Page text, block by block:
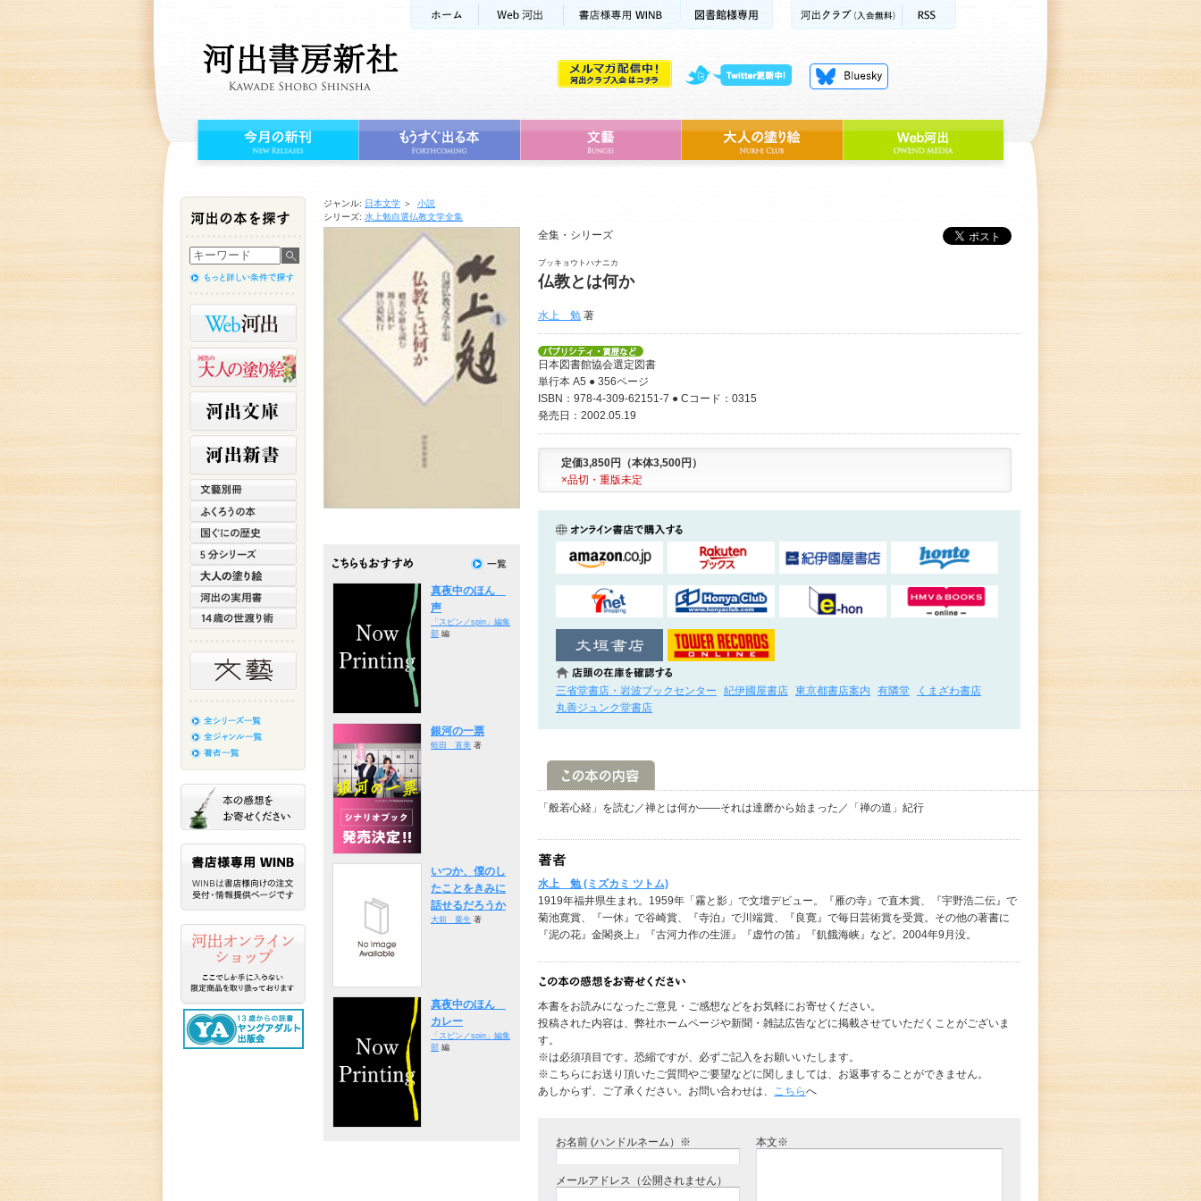
ジャンル: 日本文学 ＞
小説
シリーズ: 水上勉自選仏教文学全集
全集・シリーズ
ブッキョウトハナニカ
仏教とは何か
水上 勉 著
日本図書館協会選定図書
単行本 A5 ● 356ページ
ISBN：978-4-309-62151-7 ● Cコード：0315
発売日：2002.05.19
定価3,850円（本体3,500円）
×品切・重版未定
三省堂書店・岩波ブックセンター 紀伊國屋書店 東京都書店案内 有隣堂
くまざわ書店
丸善ジュンク堂書店
「般若心経」を読む／禅とは何か――それは達磨から始まった／「禅の道」紀行
水上 勉 (ミズカミ ツトム)
1919年福井県生まれ。1959年「霧と影」で文壇デビュー。『雁の寺』で直木賞、『宇野浩二伝』で
菊池寛賞、『一休』で谷崎賞、『寺泊』で川端賞、『良寛』で毎日芸術賞を受賞。その他の著書に
『泥の花』金閣炎上』『古河力作の生涯』『虚竹の笛』『飢餓海峡』など。2004年9月没。
本書をお読みになったご意見・ご感想などをお気軽にお寄せください。
投稿された内容は、弊社ホームページや新聞・雑誌広告などに掲載させていただくことがございま
す。
※は必須項目です。恐縮ですが、必ずご記入をお願いいたします。
※こちらにお送り頂いたご質問やご要望などに関しましては、お返事することができません。
あしからず、ご了承ください。お問い合わせは、 こちらへ
お名前 (ハンドルネーム）※
メールアドレス（公開されません）
本文※
真夜中のほん
声
「スピン／spin」編集
部 編
銀河の一票
蛭田 直美 著
いつか、僕のし
たことをきみに
話せるだろうか
大前 粟生 著
真夜中のほん
カレー
「スピン／spin」編集
部 編